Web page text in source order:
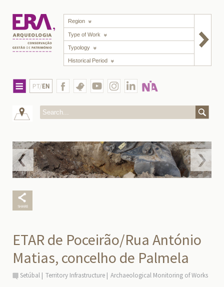
Region
Type of Work
Typology
Historical Period
PT/EN
ETAR de Poceirão/Rua António
Matias, concelho de Palmela
Setúbal Territory Infrastructure Archaeological Monitoring of Works